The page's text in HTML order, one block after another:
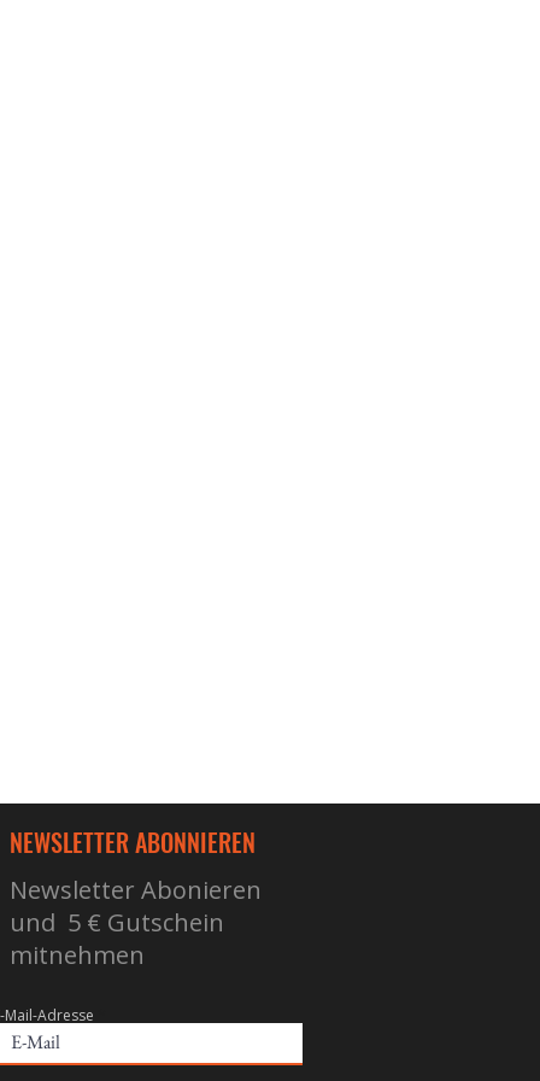
NEWSLETTER ABONNIEREN
Newsletter Abonieren
und 5 € Gutschein
mitnehmen
Mail-Adresse